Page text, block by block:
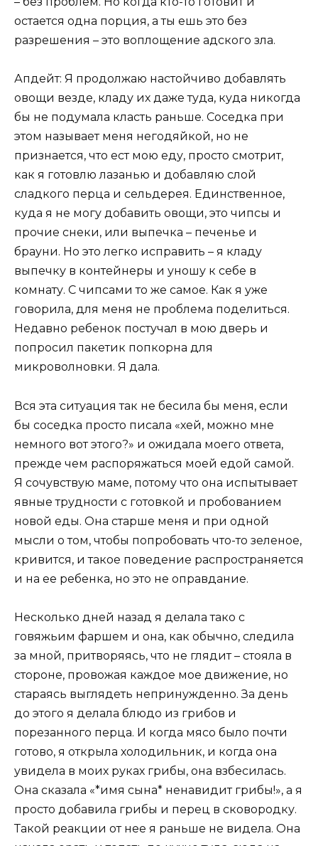
остается одна порция, а ты ешь это без
разрешения – это воплощение адского зла.
Апдейт: Я продолжаю настойчиво добавлять
овощи везде, кладу их даже туда, куда никогда
бы не подумала класть раньше. Соседка при
этом называет меня негодяйкой, но не
признается, что ест мою еду, просто смотрит,
как я готовлю лазанью и добавляю слой
сладкого перца и сельдерея. Единственное,
куда я не могу добавить овощи, это чипсы и
прочие снеки, или выпечка – печенье и
брауни. Но это легко исправить – я кладу
выпечку в контейнеры и уношу к себе в
комнату. С чипсами то же самое. Как я уже
говорила, для меня не проблема поделиться.
Недавно ребенок постучал в мою дверь и
попросил пакетик попкорна для
микроволновки. Я дала.
Вся эта ситуация так не бесила бы меня, если
бы соседка просто писала «хей, можно мне
немного вот этого?» и ожидала моего ответа,
прежде чем распоряжаться моей едой самой.
Я сочувствую маме, потому что она испытывает
явные трудности с готовкой и пробованием
новой еды. Она старше меня и при одной
мысли о том, чтобы попробовать что-то зеленое,
кривится, и такое поведение распространяется
и на ее ребенка, но это не оправдание.
Несколько дней назад я делала тако с
говяжьим фаршем и она, как обычно, следила
за мной, притворяясь, что не глядит – стояла в
стороне, провожая каждое мое движение, но
стараясь выглядеть непринужденно. За день
до этого я делала блюдо из грибов и
порезанного перца. И когда мясо было почти
готово, я открыла холодильник, и когда она
увидела в моих руках грибы, она взбесилась.
Она сказала «*имя сына* ненавидит грибы!», а я
просто добавила грибы и перец в сковородку.
Такой реакции от нее я раньше не видела. Она